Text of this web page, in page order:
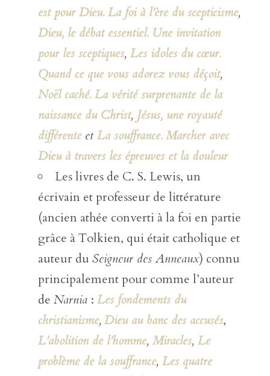
est pour Dieu. La foi à l’ère du scepticisme,
Dieu, le débat essentiel. Une invitation
pour les sceptiques, Les idoles du cœur.
Quand ce que vous adorez vous déçoit,
Noël caché. La vérité surprenante de la
naissance du Christ, Jésus, une royauté
différenteet La souffrance. Marcher avec
Dieu à travers les épreuves et la douleur
Les livres de C. S. Lewis, un
écrivain et professeur de littérature
(ancien athée converti à la foi en partie
grâce à Tolkien, qui était catholique et
auteur du Seigneur des Anneaux) connu
principalement pour comme l’auteur
de Narnia : Les fondements du
christianisme, Dieu au banc des accusés,
L’abolition de l’homme, Miracles, Le
problème de la souffrance, Les quatre